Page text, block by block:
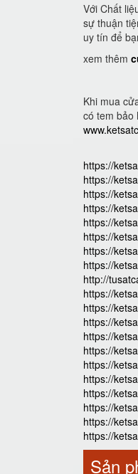
Với Chất
sự thuận
uy tín để
xem thêm
Khi mua
có tem bảo
https://
https://
https://
https://
https://
https://
https://
https://
http://
https://
https://
https://
https://
https://
https://
https://
https://
https://
https://
https://
Sản